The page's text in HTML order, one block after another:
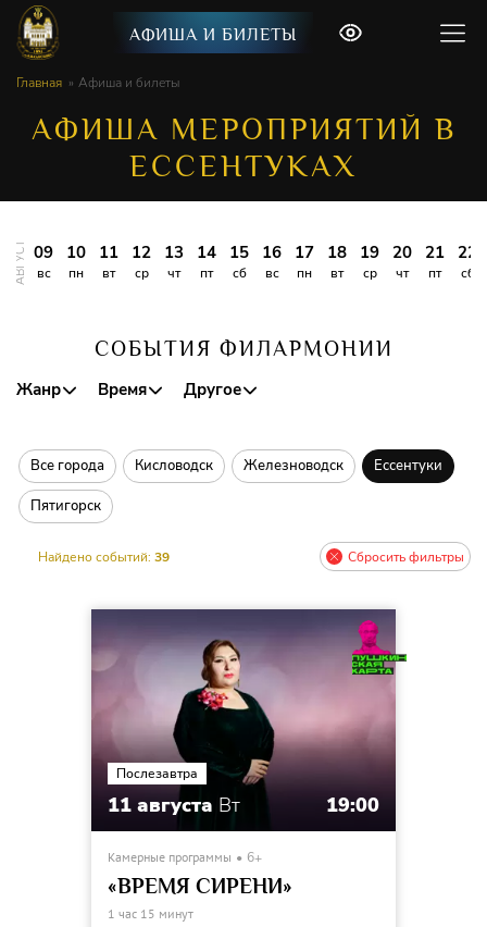
АФИША И БИЛЕТЫ
Главная Афиша и билеты
АФИША МЕРОПРИЯТИЙ В
ЕССЕНТУКАХ
АВГУСТ 09
вс
10
пн
11
вт
12
ср
13
чт
14
пт
15
сб
16
вс
17
пн
18
вт
19
ср
20
чт
21
пт
22
сб
СОБЫТИЯ ФИЛАРМОНИИ
Жанр Время Другое
Все города Кисловодск Железноводск Ессентуки
Пятигорск
Найдено событий: 39 Сбросить фильтры
Послезавтра
11 августа Вт 19:00
Камерные программы 6+
«ВРЕМЯ СИРЕНИ»
1 час 15 минут